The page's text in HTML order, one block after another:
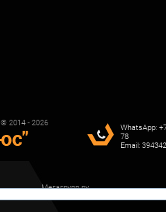
© 2014 - 2026
Мегагрупп.ру
WhatsApp:
78
Email: